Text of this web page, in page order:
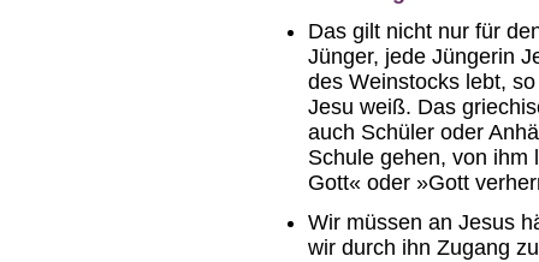
Das gilt nicht nur für
Jünger, jede Jüngerin
des Weinstocks lebt,
Jesu weiß. Das
auch Schüler oder
Schule gehen, von ihm
Gott« oder »Gott
Wir müssen an Jesus
wir durch ihn Zugang